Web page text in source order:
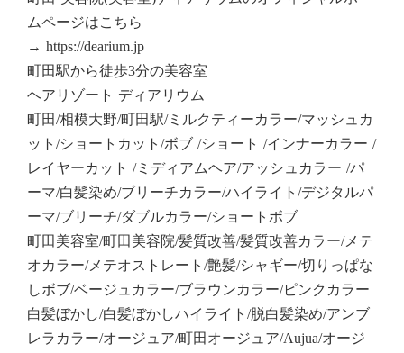
ムページはこちら
→ https://dearium.jp
町田駅から徒歩3分の美容室
ヘアリゾート ディアリウム
町田/相模大野/町田駅/ミルクティーカラー/マッシュカ
ット/ショートカット/ボブ /ショート /インナーカラー /
レイヤーカット /ミディアムヘア/アッシュカラー /パ
ーマ/白髪染め/ブリーチカラー/ハイライト/デジタルパ
ーマ/ブリーチ/ダブルカラー/ショートボブ
町田美容室/町田美容院/髪質改善/髪質改善カラー/メテ
オカラー/メテオストレート/艶髪/シャギー/切りっぱな
しボブ/ベージュカラー/ブラウンカラー/ピンクカラー
白髪ぼかし/白髪ぼかしハイライト/脱白髪染め/アンブ
レラカラー/オージュア/町田オージュア/Aujua/オージ